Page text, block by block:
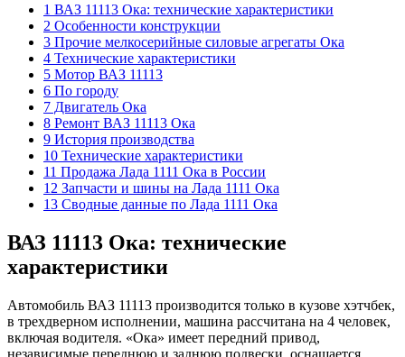
1 ВАЗ 11113 Ока: технические характеристики
2 Особенности конструкции
3 Прочие мелкосерийные силовые агрегаты Ока
4 Технические характеристики
5 Мотор ВАЗ 11113
6 По городу
7 Двигатель Ока
8 Ремонт ВАЗ 11113 Ока
9 История производства
10 Технические характеристики
11 Продажа Лада 1111 Ока в России
12 Запчасти и шины на Лада 1111 Ока
13 Сводные данные по Лада 1111 Ока
ВАЗ 11113 Ока: технические
характеристики
Автомобиль ВАЗ 11113 производится только в кузове хэтчбек,
в трехдверном исполнении, машина рассчитана на 4 человек,
включая водителя. «Ока» имеет передний привод,
независимые переднюю и заднюю подвески, оснащается